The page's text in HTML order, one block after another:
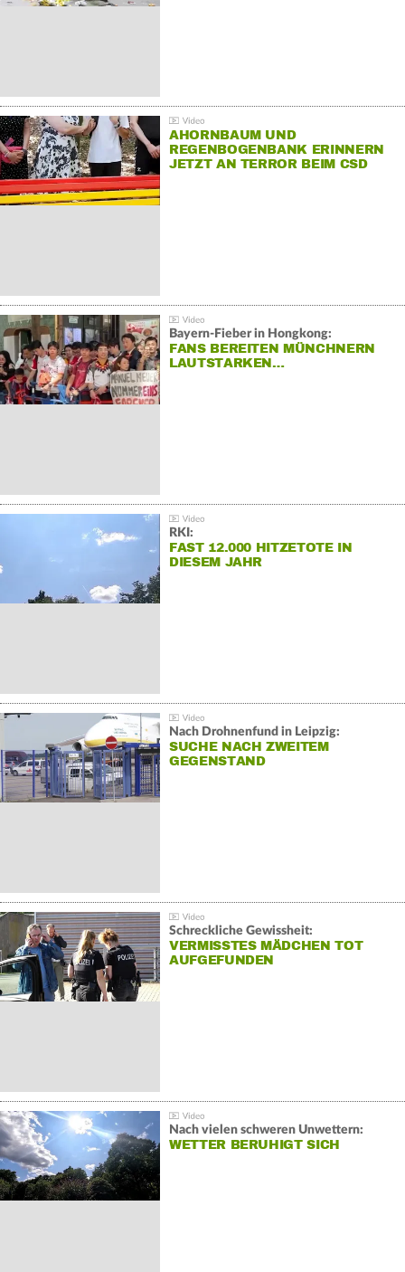
AHORNBAUM UND
REGENBOGENBANK ERINNERN
JETZT AN TERROR BEIM CSD
Bayern-Fieber in Hongkong:
FANS BEREITEN MÜNCHNERN
LAUTSTARKEN…
RKI:
FAST 12.000 HITZETOTE IN
DIESEM JAHR
Nach Drohnenfund in Leipzig:
SUCHE NACH ZWEITEM
GEGENSTAND
Schreckliche Gewissheit:
VERMISSTES MÄDCHEN TOT
AUFGEFUNDEN
Nach vielen schweren Unwettern:
WETTER BERUHIGT SICH